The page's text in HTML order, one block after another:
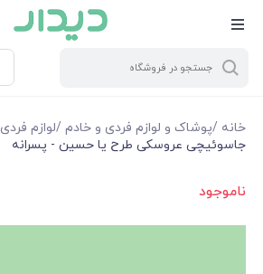
خانه /پوشاک و لوازم فردی و خادم /لوازم فردی
جاسوئیچی عروسکی طرح یا حسین - پسرانه
ناموجود